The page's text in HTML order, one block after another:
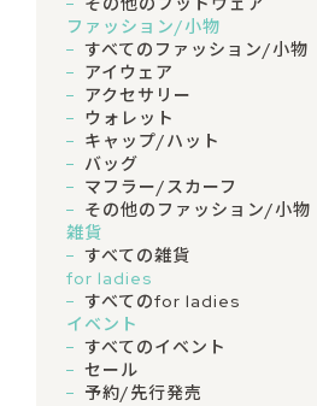
ファッション/小物
すべてのファッション/小物
アイウェア
アクセサリー
ウォレット
キャップ/ハット
バッグ
マフラー/スカーフ
その他のファッション/小物
雑貨
すべての雑貨
for ladies
すべてのfor ladies
イベント
すべてのイベント
セール
予約/先行発売